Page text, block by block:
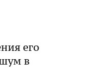
его
в